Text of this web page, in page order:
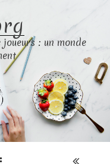
: un monde